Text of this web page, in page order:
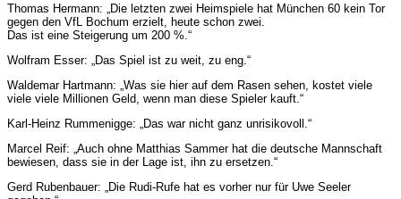
Thomas Hermann: „Die letzten zwei Heimspiele hat München 60 kein Tor
gegen den VfL Bochum erzielt, heute schon zwei.
Das ist eine Steigerung um 200 %.“
Wolfram Esser: „Das Spiel ist zu weit, zu eng.“
Waldemar Hartmann: „Was sie hier auf dem Rasen sehen, kostet viele
viele viele Millionen Geld, wenn man diese Spieler kauft.“
Karl-Heinz Rummenigge: „Das war nicht ganz unrisikovoll.“
Marcel Reif: „Auch ohne Matthias Sammer hat die deutsche Mannschaft
bewiesen, dass sie in der Lage ist, ihn zu ersetzen.“
Gerd Rubenbauer: „Die Rudi-Rufe hat es vorher nur für Uwe Seeler